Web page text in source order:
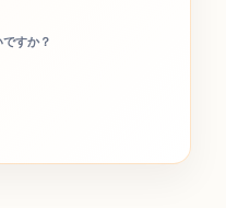
すか？